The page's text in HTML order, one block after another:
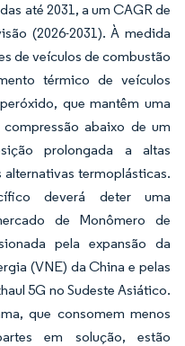
até 2031, a um CAGR de
(2026-2031). À medida
de veículos de combustão
térmico de veículos
que mantêm uma
abaixo de um
prolongada a altas
termoplásticas.
deverá deter uma
de Monômero de
pela expansão da
(VNE) da China e pelas
5G no Sudeste Asiático.
que consomem menos
em solução, estão